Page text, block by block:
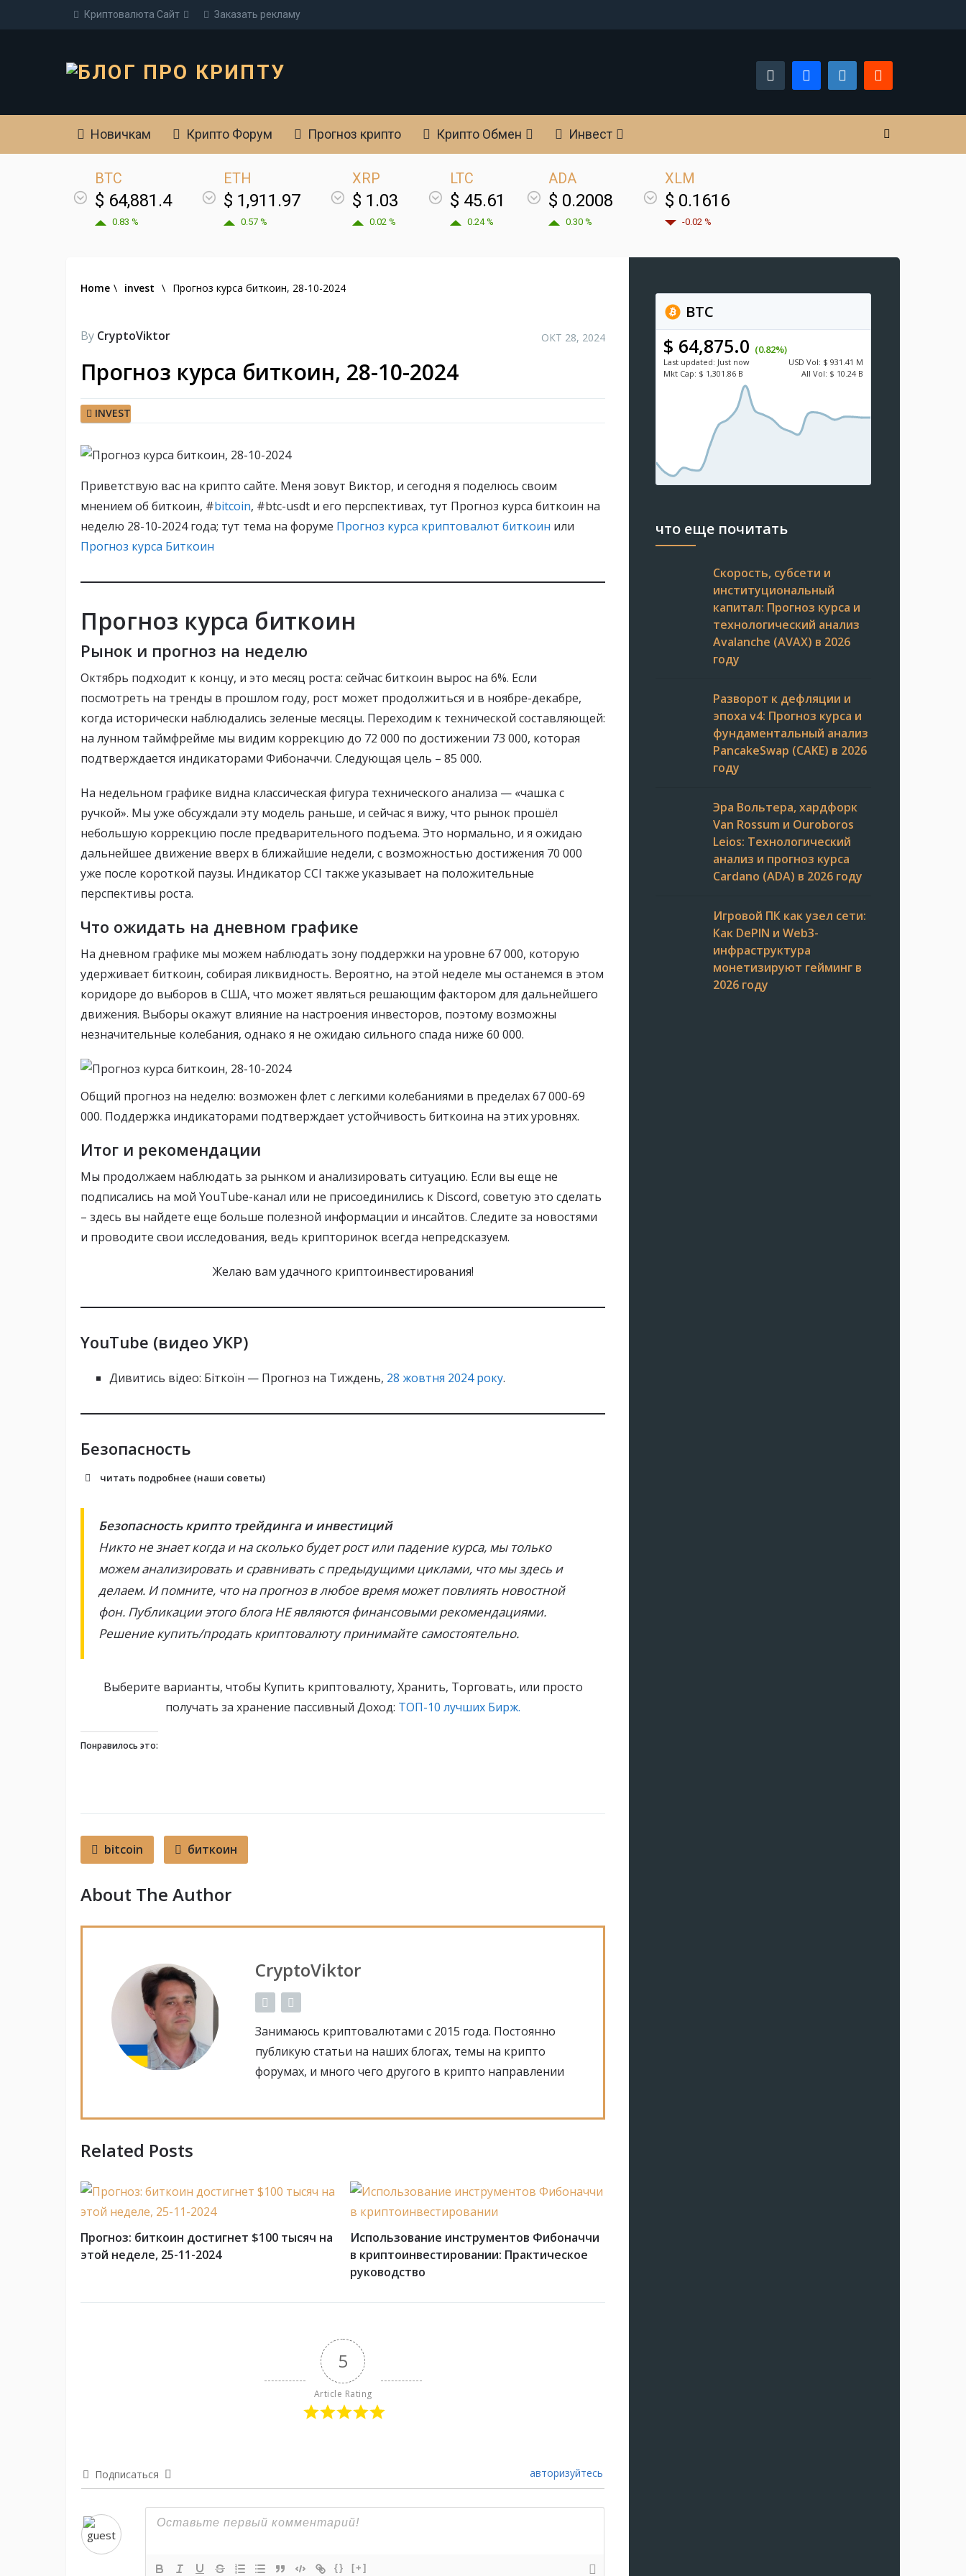
Криптовалюта Cайт Заказать рекламу
Новичкам Крипто Форум Прогноз крипто Крипто Обмен Инвест
BTC
$ 64,881.4
0.83 %
ETH
$ 1,911.97
0.57 %
XRP
$ 1.03
0.02 %
LTC
$ 45.61
0.24 %
ADA
$ 0.2008
0.30 %
XLM
$ 0.1616
-0.02 %
Home \ invest \ Прогноз курса биткоин, 28-10-2024
By CryptoViktor ОКТ 28, 2024
Прогноз курса биткоин, 28-10-2024
INVEST
Приветствую вас на крипто сайте. Меня зовут Виктор, и сегодня я поделюсь своим
мнением об биткоин, #bitcoin, #btc-usdt и его перспективах, тут Прогноз курса биткоин на
неделю 28-10-2024 года; тут тема на форуме Прогноз курса криптовалют биткоин или
Прогноз курса Биткоин
Прогноз курса биткоин
Рынок и прогноз на неделю
Октябрь подходит к концу, и это месяц роста: сейчас биткоин вырос на 6%. Если
посмотреть на тренды в прошлом году, рост может продолжиться и в ноябре-декабре,
когда исторически наблюдались зеленые месяцы. Переходим к технической составляющей:
на лунном таймфрейме мы видим коррекцию до 72 000 по достижении 73 000, которая
подтверждается индикаторами Фибоначчи. Следующая цель – 85 000.
На недельном графике видна классическая фигура технического анализа — «чашка с
ручкой». Мы уже обсуждали эту модель раньше, и сейчас я вижу, что рынок прошёл
небольшую коррекцию после предварительного подъема. Это нормально, и я ожидаю
дальнейшее движение вверх в ближайшие недели, с возможностью достижения 70 000
уже после короткой паузы. Индикатор CCI также указывает на положительные
перспективы роста.
Что ожидать на дневном графике
На дневном графике мы можем наблюдать зону поддержки на уровне 67 000, которую
удерживает биткоин, собирая ликвидность. Вероятно, на этой неделе мы останемся в этом
коридоре до выборов в США, что может являться решающим фактором для дальнейшего
движения. Выборы окажут влияние на настроения инвесторов, поэтому возможны
незначительные колебания, однако я не ожидаю сильного спада ниже 60 000.
Общий прогноз на неделю: возможен флет с легкими колебаниями в пределах 67 000-69
000. Поддержка индикаторами подтверждает устойчивость биткоина на этих уровнях.
Итог и рекомендации
Мы продолжаем наблюдать за рынком и анализировать ситуацию. Если вы еще не
подписались на мой YouTube-канал или не присоединились к Discord, советую это сделать
– здесь вы найдете еще больше полезной информации и инсайтов. Следите за новостями
и проводите свои исследования, ведь крипторинок всегда непредсказуем.
Желаю вам удачного криптоинвестирования!
YouTube (видео УКР)
Дивитись відео: Біткоїн — Прогноз на Тиждень, 28 жовтня 2024 року.
Безопасность
читать подробнее (наши советы)
Безопасность крипто трейдинга и инвестиций
Никто не знает когда и на сколько будет рост или падение курса, мы только
можем анализировать и сравнивать с предыдущими циклами, что мы здесь и
делаем. И помните, что на прогноз в любое время может повлиять новостной
фон. Публикации этого блога НЕ являются финансовыми рекомендациями.
Решение купить/продать криптовалюту принимайте самостоятельно.
Выберите варианты, чтобы Купить криптовалюту, Хранить, Торговать, или просто
получать за хранение пассивный Доход: ТОП-10 лучших Бирж.
Понравилось это:
bitcoin биткоин
About The Author
CryptoViktor
Занимаюсь криптовалютами с 2015 года. Постоянно
публикую статьи на наших блогах, темы на крипто
форумах, и много чего другого в крипто направлении
Related Posts
Прогноз: биткоин достигнет $100 тысяч на
этой неделе, 25-11-2024
Использование инструментов Фибоначчи
в криптоинвестировании: Практическое
руководство
5
Article Rating
Подписаться авторизуйтесь
{} [+]
BTC
$ 64,875.0 (0.82%)
Last updated: Just now USD Vol: $ 931.41 M
Mkt Cap: $ 1,301.86 B All Vol: $ 10.24 B
что еще почитать
Скорость, субсети и
институциональный
капитал: Прогноз курса и
технологический анализ
Avalanche (AVAX) в 2026
году
Разворот к дефляции и
эпоха v4: Прогноз курса и
фундаментальный анализ
PancakeSwap (CAKE) в 2026
году
Эра Вольтера, хардфорк
Van Rossum и Ouroboros
Leios: Технологический
анализ и прогноз курса
Cardano (ADA) в 2026 году
Игровой ПК как узел сети:
Как DePIN и Web3-
инфраструктура
монетизируют гейминг в
2026 году